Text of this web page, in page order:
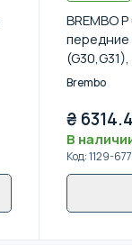
BREMBO
передние
17-
Brembo
₴
В
Код:1129-677